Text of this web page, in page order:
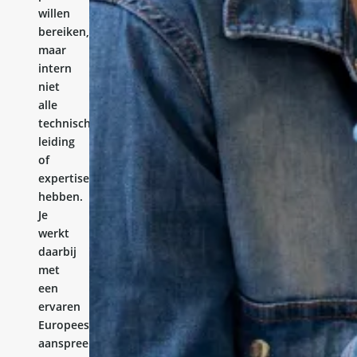
willen
bereiken,
maar
intern
niet
alle
technische
leiding
of
expertise
hebben.
Je
werkt
daarbij
met
een
ervaren
Europees
aanspreekpunt.